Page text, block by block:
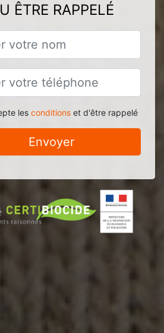
ÊTRE RAPPELÉ
les conditionset d'être rappelé
Envoyer